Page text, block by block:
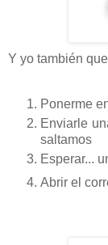
Y yo también
Ponerme
Enviarle
saltamos
Esperar...
Abrir el